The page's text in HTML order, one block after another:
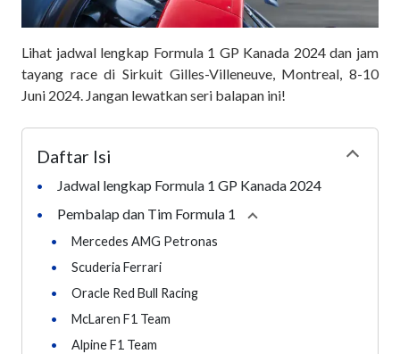
Lihat jadwal lengkap Formula 1 GP Kanada 2024 dan jam
tayang race di Sirkuit Gilles-Villeneuve, Montreal, 8-10
Juni 2024. Jangan lewatkan seri balapan ini!
Daftar Isi
•
Jadwal lengkap Formula 1 GP Kanada 2024
• Pembalap dan Tim Formula 1 Collapse
•
Mercedes AMG Petronas
•
Scuderia Ferrari
•
Oracle Red Bull Racing
•
McLaren F1 Team
•
Alpine F1 Team